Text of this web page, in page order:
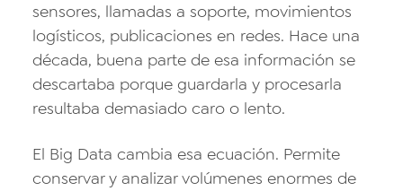
sensores, llamadas a soporte, movimientos
logísticos, publicaciones en redes. Hace una
década, buena parte de esa información se
descartaba porque guardarla y procesarla
resultaba demasiado caro o lento.
El Big Data cambia esa ecuación. Permite
conservar y analizar volúmenes enormes de